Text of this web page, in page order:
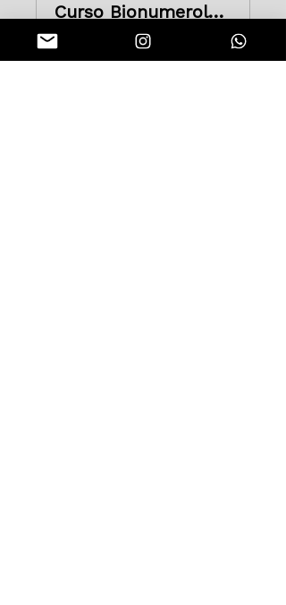
Curso Bionumerología Tántrica 🔢
6 miembros